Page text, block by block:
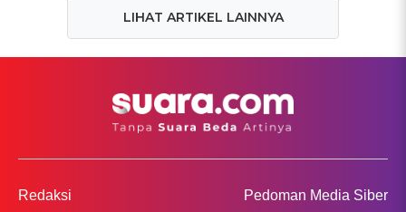
LIHAT ARTIKEL LAINNYA
Redaksi Pedoman Media Siber